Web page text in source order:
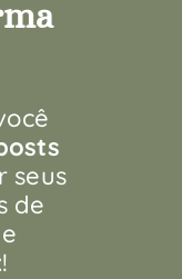
seus
de
e
!